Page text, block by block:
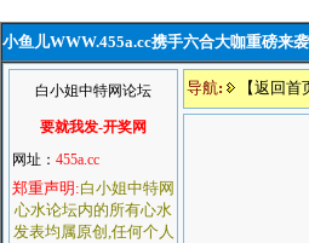
小鱼儿WWW.455a.cc携手六合大咖重磅来
白小姐中特网论坛
要就我发-开奖网
网址： 455a.cc
郑重声明:白小姐中特网
心水论坛内的所有心水
发表均属原创,任何个人
导航: 【返回首